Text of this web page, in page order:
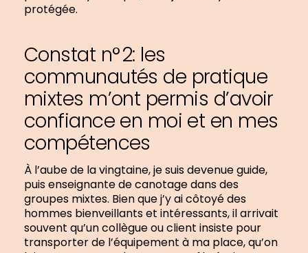
protégée.
Constat n° 2: les
communautés de pratique
mixtes m’ont permis d’avoir
confiance en moi et en mes
compétences
À l’aube de la vingtaine, je suis devenue guide,
puis enseignante de canotage dans des
groupes mixtes. Bien que j’y ai côtoyé des
hommes bienveillants et intéressants, il arrivait
souvent qu’un collègue ou client insiste pour
transporter de l’équipement à ma place, qu’on